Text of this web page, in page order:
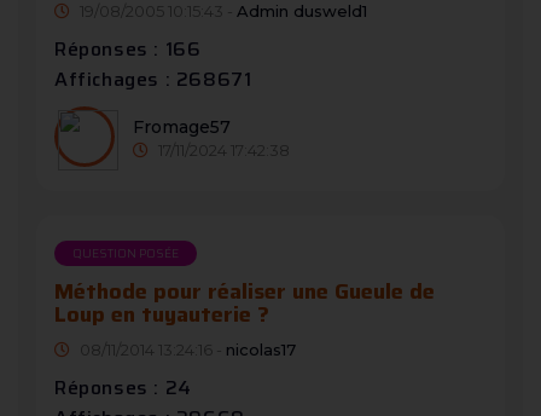
19/08/2005 10:15:43 - Admin dusweld1
Réponses : 166
Affichages : 268671
Fromage57
17/11/2024 17:42:38
QUESTION POSÉE
Méthode pour réaliser une Gueule de
Loup en tuyauterie ?
08/11/2014 13:24:16 - nicolas17
Réponses : 24